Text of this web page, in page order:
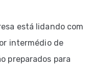
está lidando com
intermédio de
preparados para